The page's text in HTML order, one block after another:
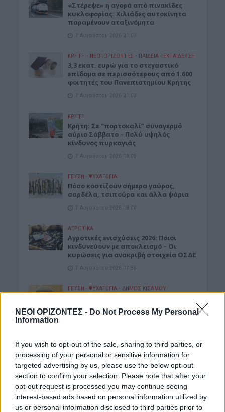
ΝΕΟΙ ΟΡΙΖΟΝΤΕΣ - Do Not Process My Personal
Information
If you wish to opt-out of the sale, sharing to third parties, or
processing of your personal or sensitive information for
targeted advertising by us, please use the below opt-out
section to confirm your selection. Please note that after your
opt-out request is processed you may continue seeing
interest-based ads based on personal information utilized by
us or personal information disclosed to third parties prior to
«Στέρεψε» η αγορά από πινακίδες
κυκλοφορίας: Χιλιάδες αυτοκίνητα
παραμένουν αταξινόμητα
7 Αυγούστου 2026 21:07
ΚΡΗΤΗ • ΝΕΟΙ ΟΡΙΖΟΝΤΕΣ • ΠΑΙΔΕΙΑ - ΕΚΠΑΙΔΕΥΣΗ
3,3 εκατ. ευρώ για το στεγαστικό
επίδομα σε περισσότερους από 1.600
φοιτητές του Πανεπιστημίου Κρήτης
7 Αυγούστου 2026 21:03
ΚΡΗΤΗ
Κρήτη: Σε “πορτοκαλί” συναγερμό
αύριο Σάββατο – Πολύ υψηλός
κίνδυνος πυρκαγιάς
7 Αυγούστου 2026 18:05
ΓΕΎΣΗ - ΨΥΧΑΓΩΓΊΑ
Πόσο κοστίζουν σήμερα γαύρος,
σαρδέλα, τσιπούρα και άλλα ψάρια
7 Αυγούστου 2026 18:00
ΑΓΡΟΤΙΚΑ
Αγροτικές ενισχύσεις 2026: Ποιοι
κινδυνεύουν με αποκλεισμό – Οι
κυρώσεις για ανακριβή στοιχεία ΟΣΔΕ
7 Αυγούστου 2026 17:56
ΓΕΎΣΗ - ΨΥΧΑΓΩΓΊΑ • ΔΉΜΟΣ ΚΙΣΆΜΟΥ
έντεχνη βραδιά στην πλατεία
Τζανακάκη
ΚΡΗΤΗ • ΝΕΟΙ ΟΡΙΖΟΝΤΕΣ
Κρήτη: Στο «κόκκινο» τα νοσοκομεία –
Ασφυκτικές συνθήκες από την αύξηση
του τουρισμού και την
υποστελέχωση
7 Αυγούστου 2026 14:57